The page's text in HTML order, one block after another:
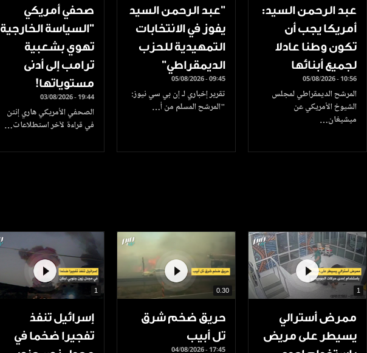
عبد الرحمن السيد:
أمريكا يجب أن
تكون وطنا عادلا
لجميع أبنائها
05/08/2026 - 10:56
المرشح الديمقراطي لمجلس
الشيوخ الأمريكي عن
ميشيغان…
"عبد الرحمن السيد
يفوز في الانتخابات
التمهيدية للحزب
الديمقراطي"
05/08/2026 - 09:45
تقرير إخباري لـ إن بي سي نيوز:
"المرشح المسلم من أ…
صحفي أمريكي
"السياسة الخارجية
تهوي بشعبية
ترامب إلى أدنى
مستوياتها!
03/08/2026 - 19:44
الصحفي الأمريكي هاري إنتن
في قراءة لآخر استطلاعات…
1
ممرض أسترالي
يسيطر على مريض
0.30
حريق ضخم شرق
تل أبيب
04/08/2026 - 17:45
1
إسرائيل تنفذ
تفجيرا ضخما في